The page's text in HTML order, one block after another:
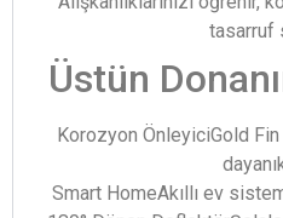
tasarruf
Üstün
Korozyon ÖnleyiciGold
Smart HomeAkıllı ev